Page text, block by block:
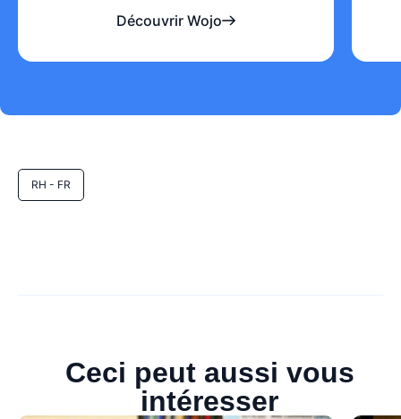
Découvrir Wojo
RH - FR
Ceci peut aussi vous
intéresser